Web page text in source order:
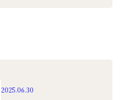
2025.06.30